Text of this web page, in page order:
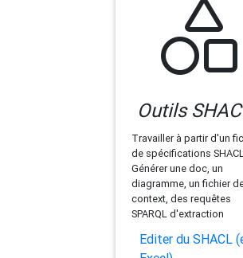
Outils
Travailler à partir d'un
de spécifications
Générer une doc, un
diagramme, un fichier
context, des requêtes
SPARQL d'extraction
Editer du SHACL